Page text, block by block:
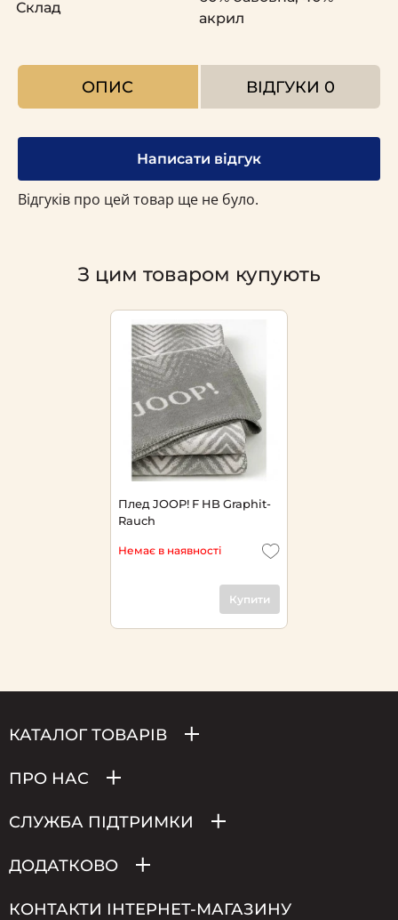
Склад
акрил
ОПИС ВІДГУКИ 0
Написати відгук
Відгуків про цей товар ще не було.
З цим товаром купують
Плед JOOP! F HB Graphit-
Rauch
Немає в наявності
Купити
КАТАЛОГ ТОВАРІВ
ПРО НАС
СЛУЖБА ПІДТРИМКИ
ДОДАТКОВО
КОНТАКТИ ІНТЕРНЕТ-МАГАЗИНУ